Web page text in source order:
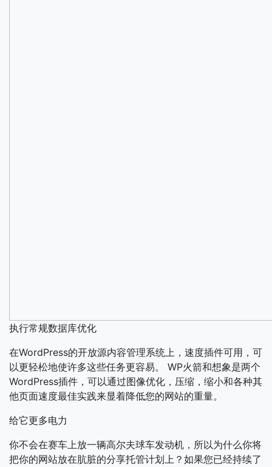
执行常规数据库优化
在WordPress的开放源内容管理系统上，速度插件可用，可
以更轻松地使许多这些任务更容易。 WP火箭和想象是两个
WordPress插件，可以通过图像优化，压缩，缩小和各种其
他页面速度最佳实践来显着降低您的网站的重量。
给它更多电力
你不会在赛车上放一辆高尔夫球车发动机，所以为什么你将
把你的网站放在肮脏的分享托管计划上？如果您已经持续了